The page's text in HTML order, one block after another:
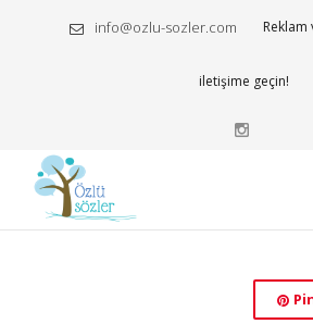
info@ozlu-sozler.com
iletişime geçin!